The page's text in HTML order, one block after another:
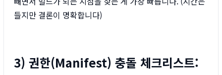
들지만 결론이 명확합니다)
3) 권한(Manifest) 충돌 체크리스트: